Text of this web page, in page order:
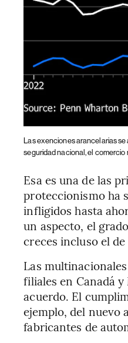
Las exenciones arancelarias se
seguridad nacional, el
Esa es una de las
proteccionismo ha
infligidos hasta
un aspecto, el
creces incluso el
Las
filiales en Canadá
acuerdo. El
ejemplo, del nuevo
fabricantes de